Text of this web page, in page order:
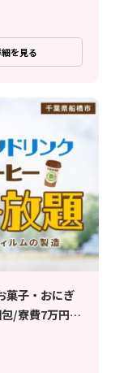
を見る
菓子・おにぎ
/寮費7万円補
食堂完備